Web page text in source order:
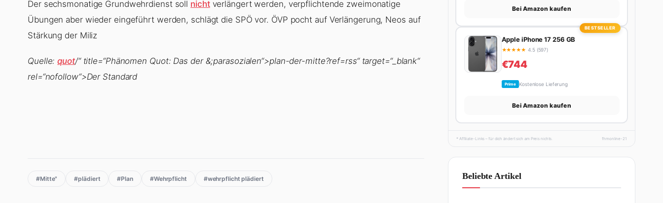
Der sechsmonatige Grundwehrdienst soll nichtverlängert werden, verpflichtende zweimonatige
Übungen aber wieder eingeführt werden, schlägt die SPÖ vor. ÖVP pocht auf Verlängerung, Neos auf
Stärkung der Miliz
Quelle:quot/“ title=“Phänomen Quot: Das der &;parasozialen“>plan-der-mitte?ref=rss“ target=“_blank“
rel=“nofollow“>Der Standard
#Mitte" #plädiert #Plan #Wehrpflicht #wehrpflicht plädiert
Bei Amazon kaufen
BESTSELLER
Apple iPhone 17 256 GB
★★★★★ 4.5 (597)
€744
Prime Kostenlose Lieferung
Bei Amazon kaufen
* Affiliate-Links – für dich ändert sich am Preis nichts. fhmonline-21
Beliebte Artikel